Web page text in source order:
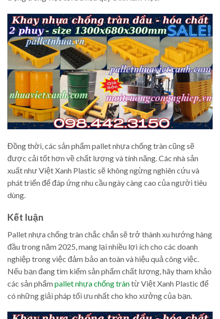
Đồng thời, các sản phẩm pallet nhựa chống tràn cũng sẽ
được cải tốt hơn về chất lượng và tính năng. Các nhà sản
xuất như Việt Xanh Plastic sẽ không ngừng nghiên cứu và
phát triển để đáp ứng nhu cầu ngày càng cao của người tiêu
dùng.
Kết luận
Pallet nhựa chống tràn chắc chắn sẽ trở thành xu hướng hàng
đầu trong năm 2025, mang lại nhiều lợi ích cho các doanh
nghiệp trong việc đảm bảo an toàn và hiệu quả công việc.
Nếu bạn đang tìm kiếm sản phẩm chất lượng, hãy tham khảo
các sản phẩmpallet nhựa chống tràntừ Việt Xanh Plastic để
có những giải pháp tối ưu nhất cho kho xưởng của bạn.